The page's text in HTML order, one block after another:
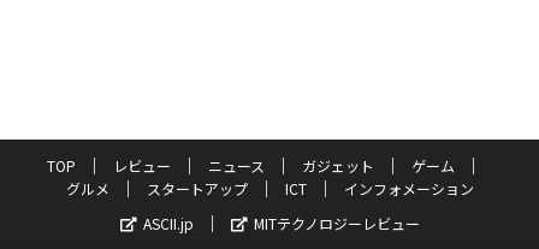
TOP レビュー ニュース ガジェット
ゲーム
グルメ
スタートアップ ICT
インフォメーション
ASCII.jp
MITテクノロジーレビュー